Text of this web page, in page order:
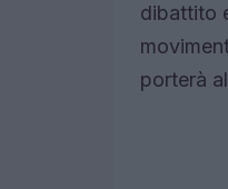
dibattito
porterà